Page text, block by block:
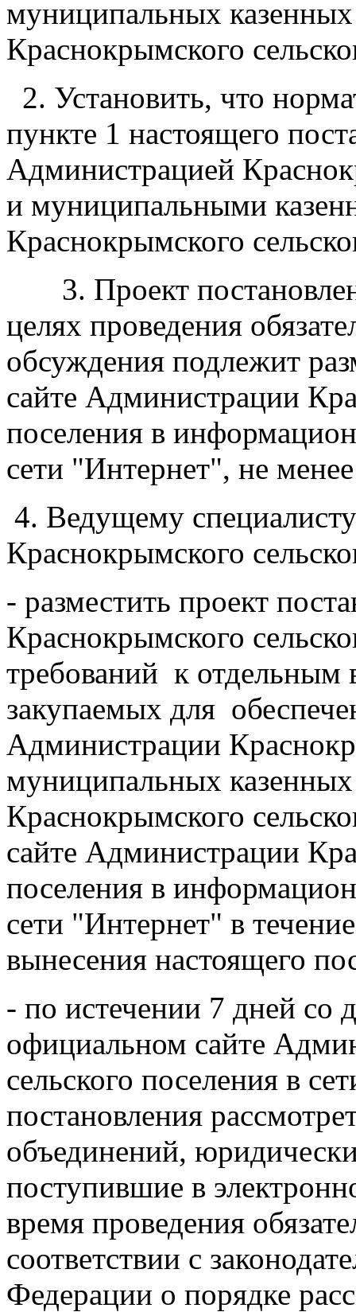
муниципальных
Краснокрымского
2. Установить, что
пункте 1 настоящего
Администрацией
и муниципальными
Краснокрымского
3. Проект
целях проведения
обсуждения подлежит
сайте Администрации
поселения в
сети "Интернет", не
4. Ведущему
Краснокрымского
- разместить проект
Краснокрымского
требований к отдельным
закупаемых для
Администрации
муниципальных
Краснокрымского
сайте Администрации
поселения в
сети "Интернет" в
вынесения настоящего
- по истечении 7 дней со
официальном сайте
сельского поселения в
постановления
объединений,
поступившие в
время проведения
соответствии с
Федерации о порядке